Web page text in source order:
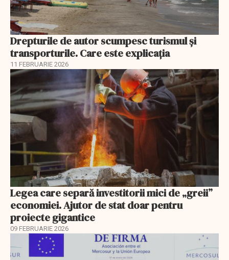
Drepturile de autor scumpesc turismul și
transporturile. Care este explicația
11 FEBRUARIE 2026
Legea care separă investitorii mici de „greii”
economiei. Ajutor de stat doar pentru
proiecte gigantice
09 FEBRUARIE 2026